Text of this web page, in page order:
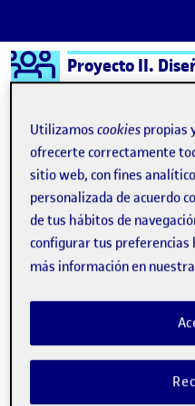
Saltar al contenido
Logo Ágora
Proyecto II.
Semestre 20202 - Aula 1
31 Marzo,
Propuesta 1 –
Publicado por
Judith Hidalgo Vilchez
Fecha de 31
-1
¡Hola a todxs! Adjunto la
portada-lomo-contraportada.
principales decisiones de
diseño figurativo con una
Utilizamoscookies propias
ofrecerte correctamente
sitio web, con fines
personalizada de acuerdo
de tus hábitos de
configurar tus preferencias
más información en nuestra